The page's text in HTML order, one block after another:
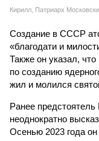
Кирилл, Патриарх
Создание в СССР
«благодати и
Также он указал,
по созданию
жил и молился
Ранее
неоднократно
Осенью 2023 года